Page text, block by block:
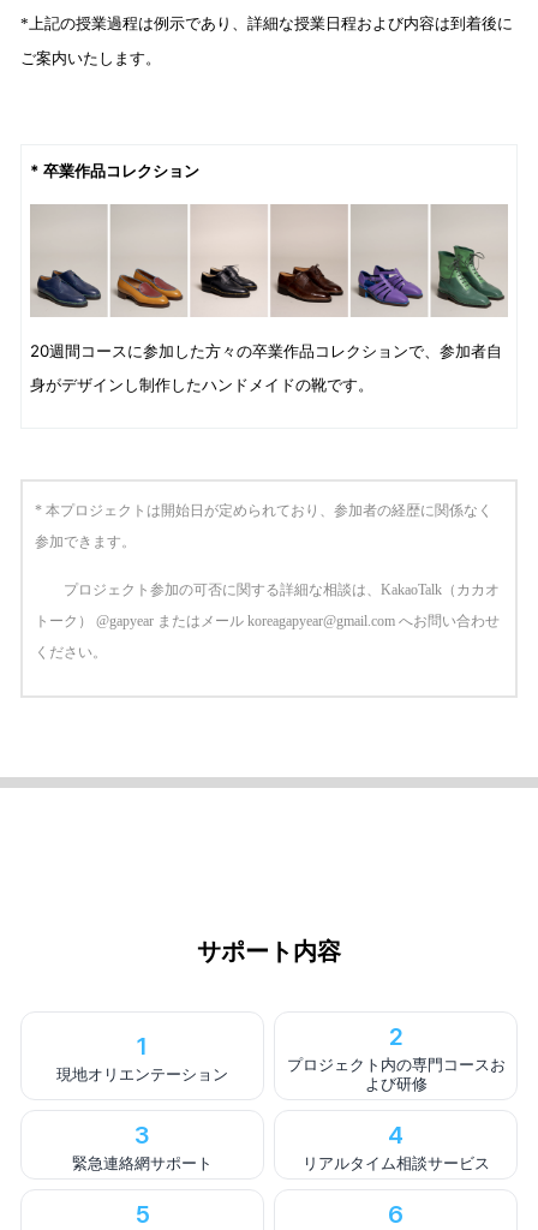
*上記の授業過程は例示であり、詳細な授業日程および内容は到着後に
ご案内いたします。
* 卒業作品コレクション
20週間コースに参加した方々の卒業作品コレクションで、参加者自
身がデザインし制作したハンドメイドの靴です。
* 本プロジェクトは開始日が定められており、参加者の経歴に関係なく
参加できます。
プロジェクト参加の可否に関する詳細な相談は、KakaoTalk（カカオ
トーク） @gapyear またはメール koreagapyear@gmail.com へお問い合わせ
ください。
サポート内容
1
現地オリエンテーション
2
プロジェクト内の専門コースお
よび研修
3
緊急連絡網サポート
4
リアルタイム相談サービス
5 6